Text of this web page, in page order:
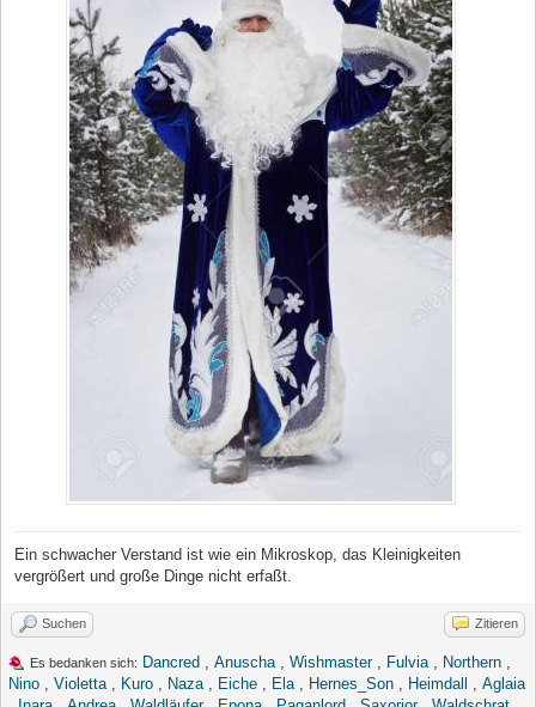
Ein schwacher Verstand ist wie ein Mikroskop, das Kleinigkeiten
vergrößert und große Dinge nicht erfaßt.
Suchen Zitieren
Es bedanken sich: Dancred , Anuscha, Wishmaster, Fulvia, Northern ,
Nino , Violetta, Kuro , Naza, Eiche , Ela, Hernes_Son , Heimdall , Aglaia